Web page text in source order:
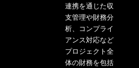
連携を通じた収
支管理や財務分
析、コンプライ
アンス対応など
プロジェクト全
体の財務を包括